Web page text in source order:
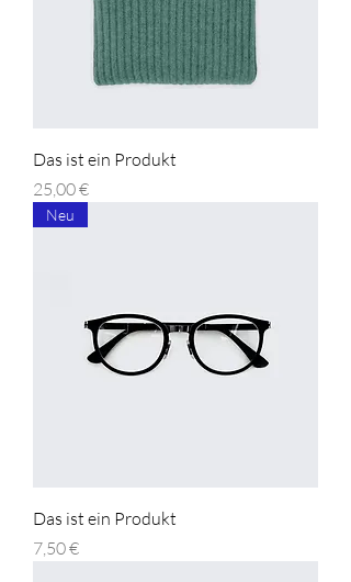
Das ist ein Produkt
Preis
25,00 €
Neu
Das ist ein Produkt
Preis
7,50 €